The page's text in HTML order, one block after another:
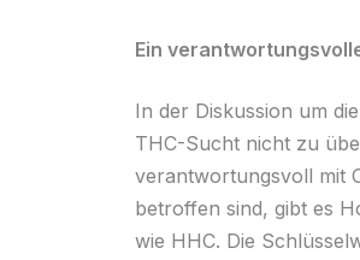
Ein
In der Diskussion um
THC-Sucht nicht zu
verantwortungsvoll mit
betroffen sind, gibt es
wie HHC. Die